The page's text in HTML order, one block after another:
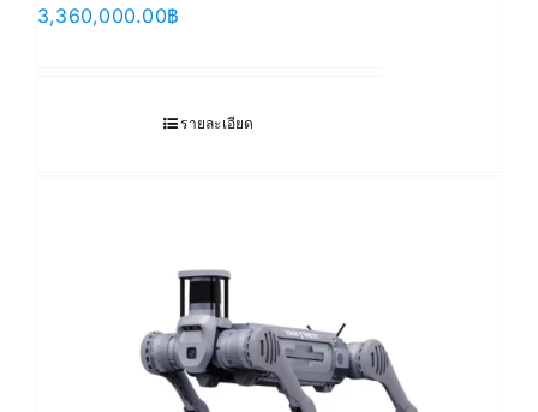
3,360,000.00฿
รายละเอียด